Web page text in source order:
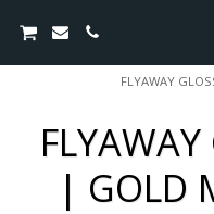
FLYAWAY
| GOLD